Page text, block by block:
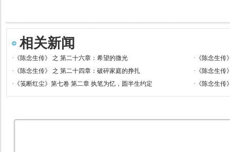
相关新闻
· 《陈念生传》 之 第二十六章：希望的微光 · 《陈念生
· 《陈念生传》 之 第二十四章：破碎家庭的挣扎 · 《陈念生
· 《笺断红尘》第七卷 第二章 执笔为忆，圆半生约定 · 《陈念生